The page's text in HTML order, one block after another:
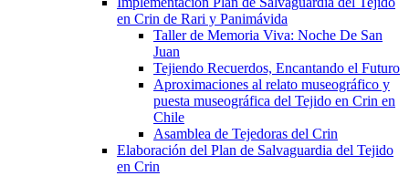
en Crin de Rari y Panimávida
Taller de Memoria Viva: Noche De San
Juan
Tejiendo Recuerdos, Encantando el Futuro
Aproximaciones al relato museográfico y
puesta museográfica del Tejido en Crin en
Chile
Asamblea de Tejedoras del Crin
Elaboración del Plan de Salvaguardia del Tejido
en Crin